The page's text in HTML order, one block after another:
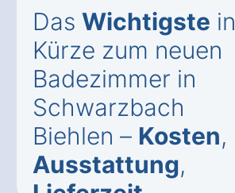
Das Wichtigste in
Kürze zum neuen
Badezimmer in
Schwarzbach
Biehlen – Kosten,
Ausstattung,